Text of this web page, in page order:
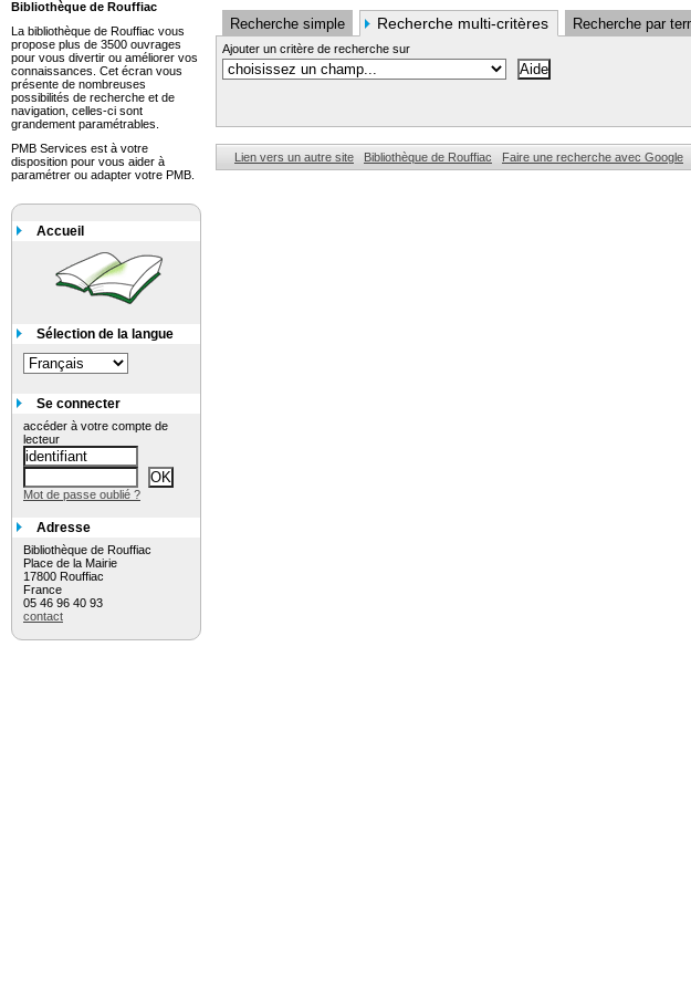
Recherche simple Recherche multi-critères Recherche par
Ajouter un critère de recherche sur
Lien vers un autre site Bibliothèque de Rouffiac Faire une recherche avec Google
Bibliothèque de Rouffiac
La bibliothèque de Rouffiac vous
propose plus de 3500 ouvrages
pour vous divertir ou améliorer vos
connaissances. Cet écran vous
présente de nombreuses
possibilités de recherche et de
navigation, celles-ci sont
grandement paramétrables.
PMB Services est à votre
disposition pour vous aider à
paramétrer ou adapter votre PMB.
Accueil
Sélection de la langue
Se connecter
accéder à votre compte de
lecteur
Mot de passe oublié ?
Adresse
Bibliothèque de Rouffiac
Place de la Mairie
17800 Rouffiac
France
05 46 96 40 93
contact